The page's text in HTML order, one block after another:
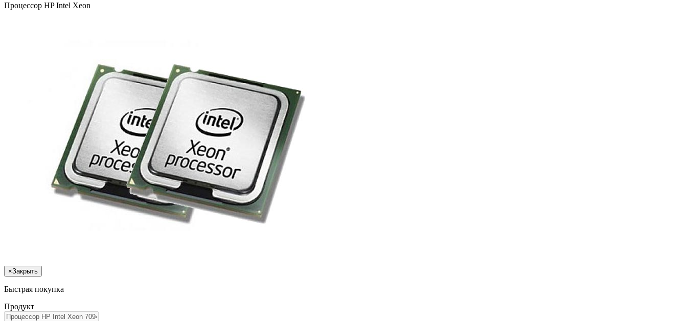
Процессор HP Intel Xeon
×Закрыть
Быстрая покупка
Продукт